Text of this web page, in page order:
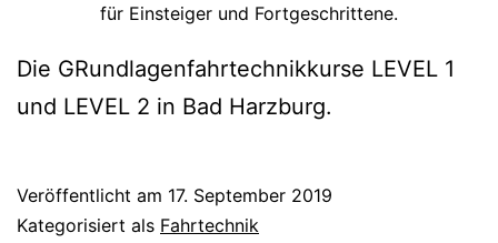
für Einsteiger und Fortgeschrittene.
Die GRundlagenfahrtechnikkurse LEVEL 1
und LEVEL 2 in Bad Harzburg.
Veröffentlicht am 17. September 2019
Kategorisiert als Fahrtechnik